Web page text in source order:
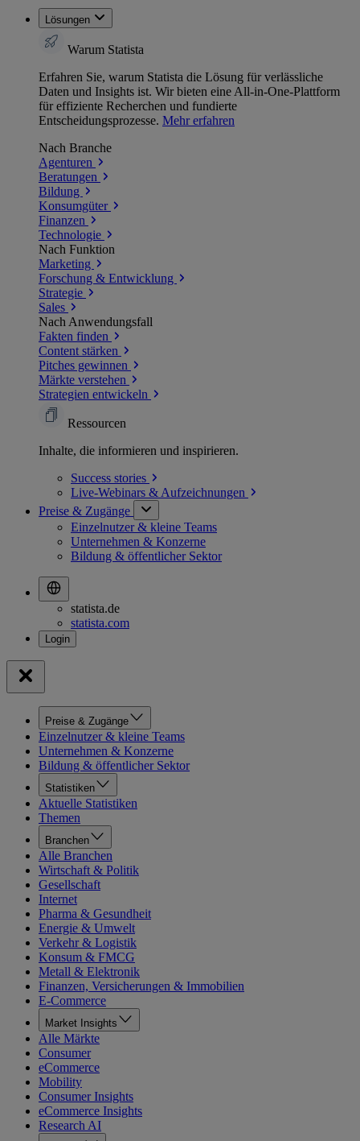
Lösungen
Warum Statista
Erfahren Sie, warum Statista die Lösung für verlässliche
Daten und Insights ist. Wir bieten eine All-in-One-Plattform
für effiziente Recherchen und fundierte
Entscheidungsprozesse. Mehr erfahren
Nach Branche
Agenturen
Beratungen
Bildung
Konsumgüter
Finanzen
Technologie
Nach Funktion
Marketing
Forschung & Entwicklung
Strategie
Sales
Nach Anwendungsfall
Fakten finden
Content stärken
Pitches gewinnen
Märkte verstehen
Strategien entwickeln
Ressourcen
Inhalte, die informieren und inspirieren.
Success stories
Live-Webinars & Aufzeichnungen
Preise & Zugänge
Einzelnutzer & kleine Teams
Unternehmen & Konzerne
Bildung & öffentlicher Sektor
statista.de
statista.com
Preise & Zugänge
Einzelnutzer & kleine Teams
Unternehmen & Konzerne
Bildung & öffentlicher Sektor
Statistiken
Aktuelle Statistiken
Themen
Branchen
Alle Branchen
Wirtschaft & Politik
Gesellschaft
Internet
Pharma & Gesundheit
Energie & Umwelt
Verkehr & Logistik
Konsum & FMCG
Metall & Elektronik
Finanzen, Versicherungen & Immobilien
E-Commerce
Market Insights
Alle Märkte
Consumer
eCommerce
Mobility
Consumer Insights
eCommerce Insights
Research AI